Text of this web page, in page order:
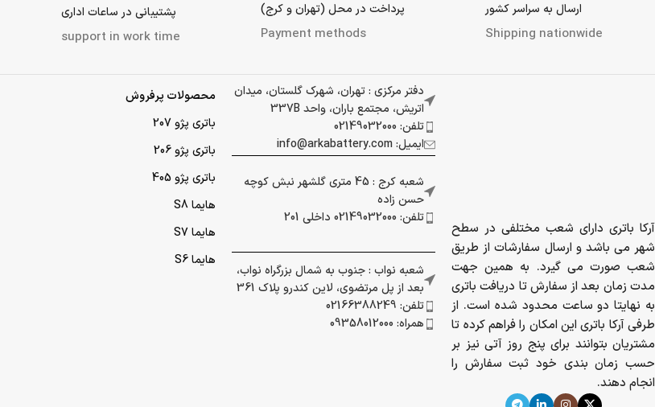
ارسال به سراسر کشور
Shipping nationwide
پرداخت در محل (تهران و کرج)
Payment methods
پشتیبانی در ساعات اداری
support in work time
آرکا باتری دارای شعب مختلفی در سطح
شهر می باشد و ارسال سفارشات از طریق
شعب صورت می گیرد. به همین جهت
مدت زمان بعد از سفارش تا دریافت باتری
به نهایتا دو ساعت محدود شده است. از
طرفی آرکا باتری این امکان را فراهم کرده تا
مشتریان بتوانند برای پنج روز آتی نیز بر
حسب زمان بندی خود ثبت سفارش را
انجام دهند.
دفتر مرکزی : تهران، شهرک گلستان، میدان
اتریش، مجتمع باران، واحد 337B
تلفن: 02149032000
ایمیل: info@arkabattery.com
شعبه کرج : 45 متری گلشهر نبش کوچه
حسن زاده
تلفن: 02149032000 داخلی 201
شعبه نواب : جنوب به شمال بزرگراه نواب،
بعد از پل مرتضوی، لاین کندرو پلاک 361
تلفن: 02166388249
همراه: 09358012000
محصولات پرفروش
باتری پژو 207
باتری پژو 206
باتری پژو 405
هایما S8
هایما S7
هایما S6